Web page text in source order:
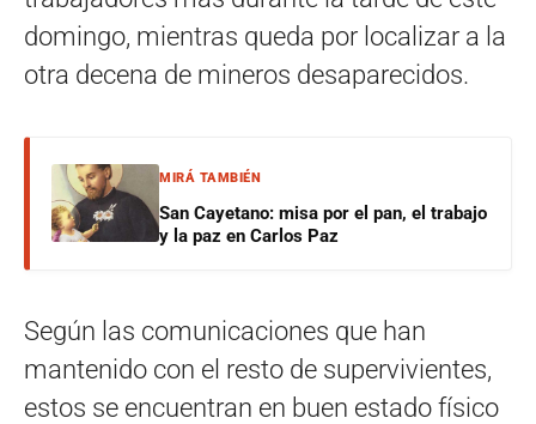
domingo, mientras queda por localizar a la
otra decena de mineros desaparecidos.
MIRÁ TAMBIÉN
San Cayetano: misa por el pan, el trabajo
y la paz en Carlos Paz
Según las comunicaciones que han
mantenido con el resto de supervivientes,
estos se encuentran en buen estado físico